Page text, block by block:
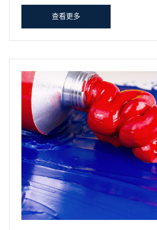
查看更多